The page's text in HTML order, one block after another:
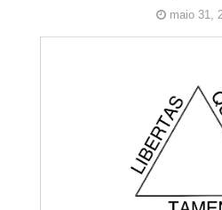
maio 31,